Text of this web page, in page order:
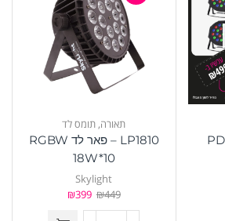
תאורה, תומס לד
LP1810 – פאר לד RGBW
18W*10
Skylight
₪449
₪399